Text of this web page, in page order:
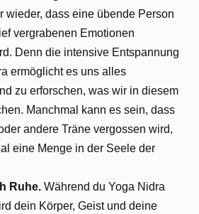
wieder, dass eine übende Person
vergrabenen Emotionen
Denn die intensive Entspannung
ermöglicht es uns alles
zu erforschen, was wir in diesem
Manchmal kann es sein, dass
andere Träne vergossen wird,
eine Menge in der Seele der
Ruhe. Während du Yoga Nidra
dein Körper, Geist und deine